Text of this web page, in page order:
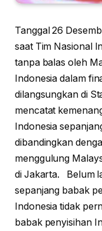
Tanggal 26
saat Tim Nasional
tanpa balas oleh
Indonesia dalam
dilangsungkan di
mencatat
Indonesia
dibandingkan
menggulung
di Jakarta. Belum
sepanjang babak
Indonesia tidak
babak penyisihan